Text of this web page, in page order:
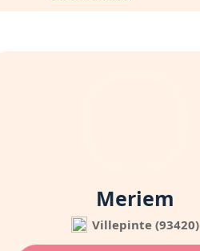
Meriem
Villepinte (93420)